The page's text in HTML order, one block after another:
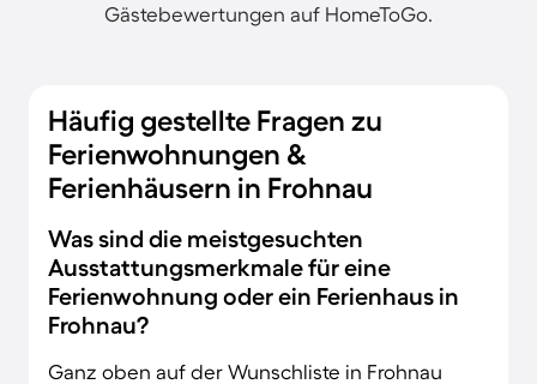
Gästebewertungen auf HomeToGo.
Häufig gestellte Fragen zu
Ferienwohnungen &
Ferienhäusern in Frohnau
Was sind die meistgesuchten
Ausstattungsmerkmale für eine
Ferienwohnung oder ein Ferienhaus in
Frohnau?
Ganz oben auf der Wunschliste in Frohnau